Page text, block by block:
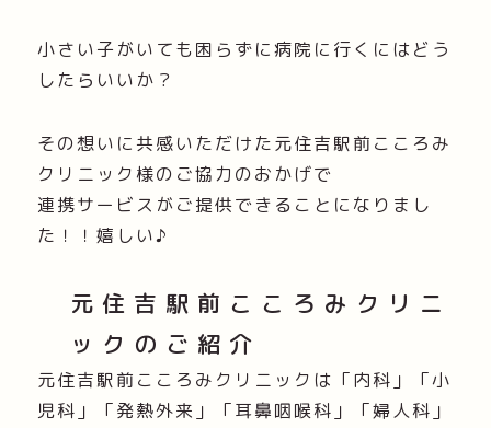
小さい子がいても困らずに病院に行くにはどう
したらいいか？
その想いに共感いただけた元住吉駅前こころみ
クリニック様のご協力のおかげで
連携サービスがご提供できることになりまし
た！！嬉しい♪
元住吉駅前こころみクリニ
ックのご紹介
元住吉駅前こころみクリニックは「内科」「小
児科」「発熱外来」「耳鼻咽喉科」「婦人科」